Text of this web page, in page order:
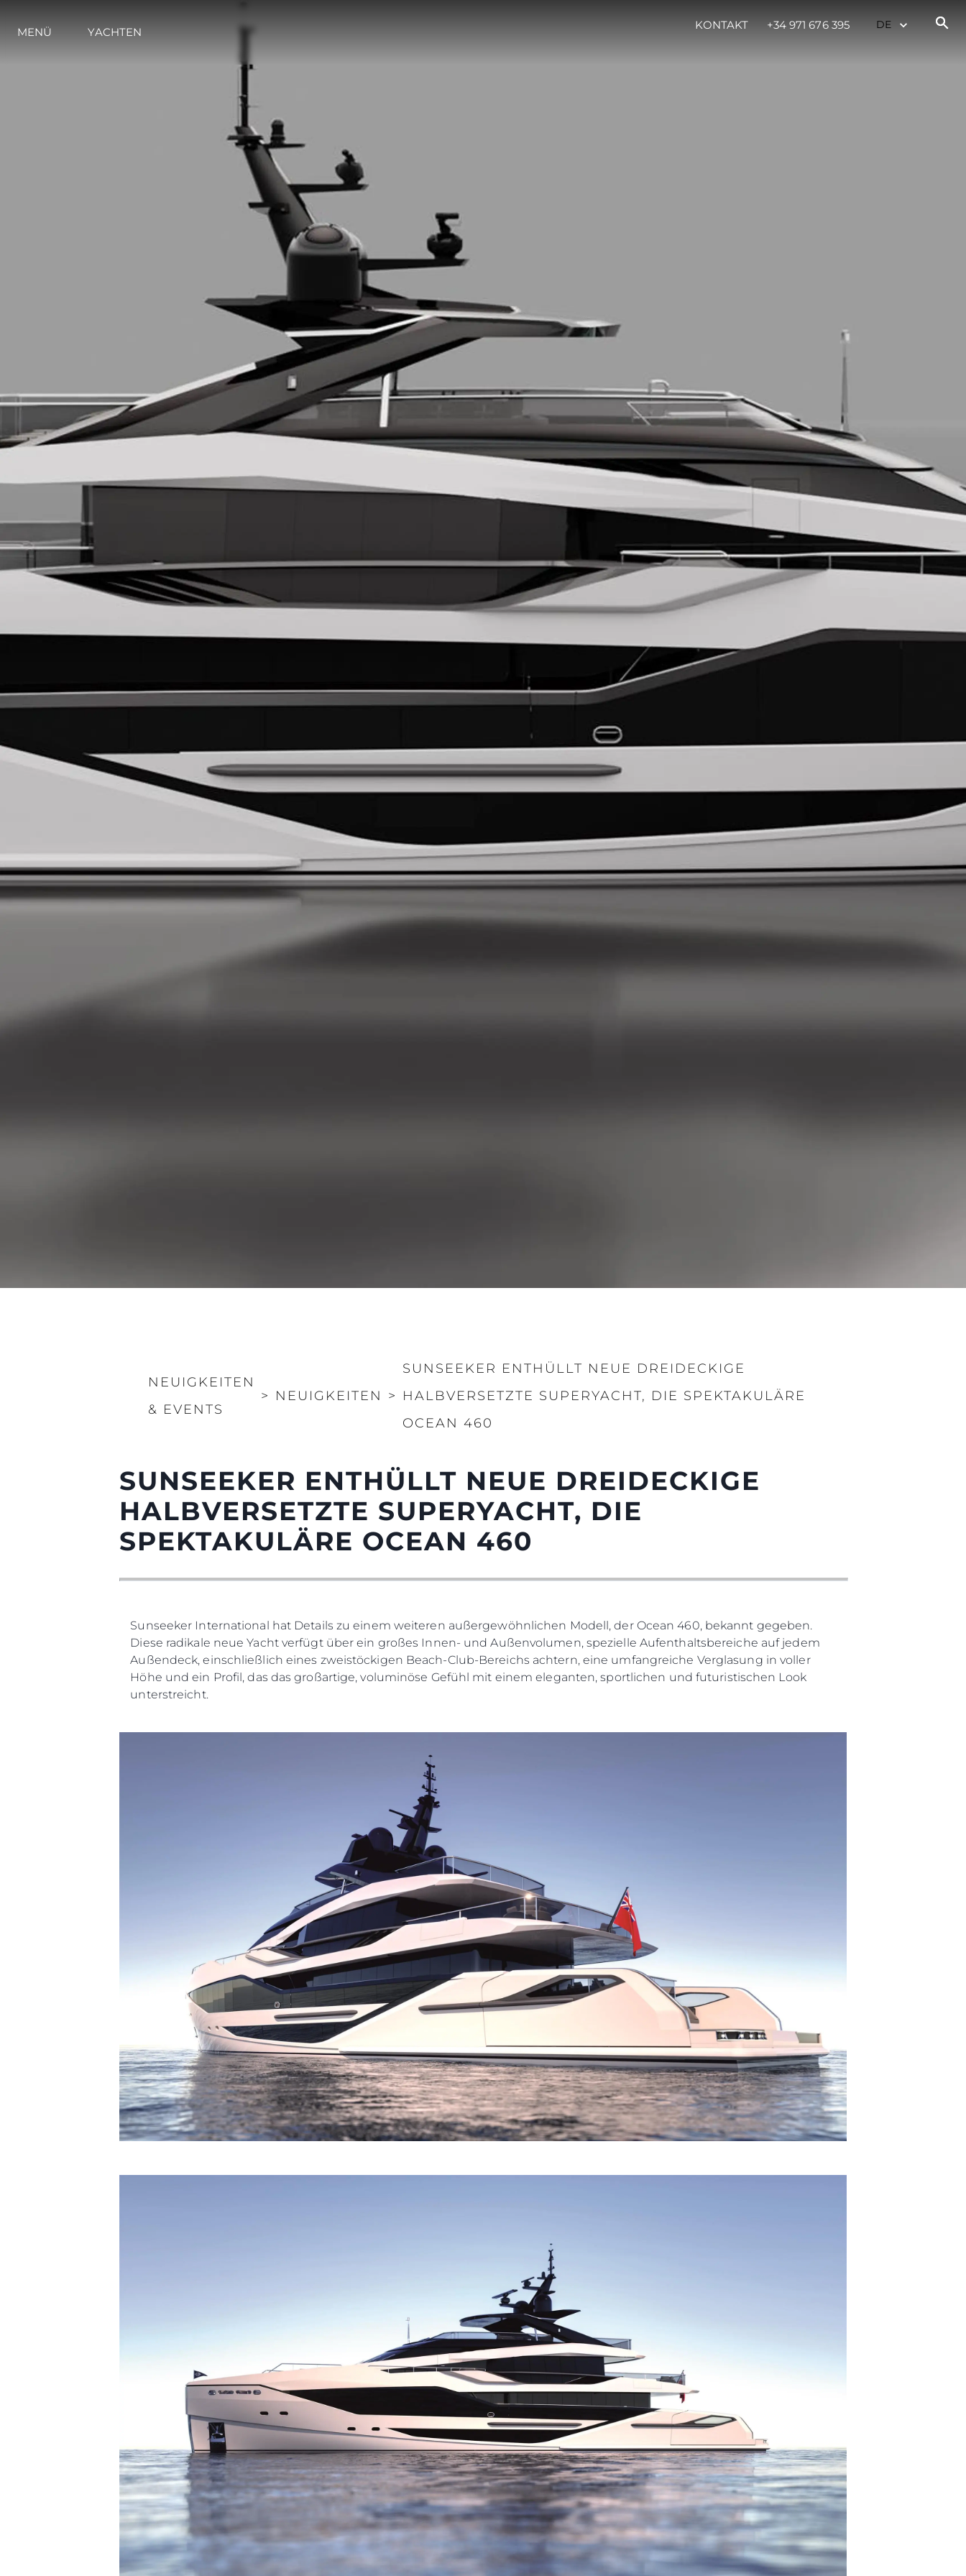
MENÜ YACHTEN
KONTAKT +34 971 676 395
NEUIGKEITEN
& EVENTS
> NEUIGKEITEN >
SUNSEEKER ENTHÜLLT NEUE DREIDECKIGE
HALBVERSETZTE SUPERYACHT, DIE SPEKTAKULÄRE
OCEAN 460
SUNSEEKER ENTHÜLLT NEUE DREIDECKIGE
HALBVERSETZTE SUPERYACHT, DIE
SPEKTAKULÄRE OCEAN 460
Sunseeker International hat Details zu einem weiteren außergewöhnlichen Modell, der Ocean 460, bekannt gegeben.
Diese radikale neue Yacht verfügt über ein großes Innen- und Außenvolumen, spezielle Aufenthaltsbereiche auf jedem
Außendeck, einschließlich eines zweistöckigen Beach-Club-Bereichs achtern, eine umfangreiche Verglasung in voller
Höhe und ein Profil, das das großartige, voluminöse Gefühl mit einem eleganten, sportlichen und futuristischen Look
unterstreicht.
Rechtliches
DATENSCHUTZRICHTLINIE
ERKLÄRUNG ZUR
MODERNEN SKLAVEREI
ALLGEMEINE
GESCHÄFTSBEDINGUNGEN
COOKIE POLITIK
RECRUITING
Veranstaltungen
Innovation
Die Firma
Das Team
Lifestyle
Geschichte
Bewerten Sie Ihr Boot